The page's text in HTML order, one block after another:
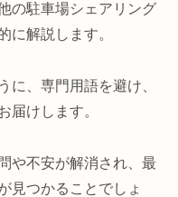
の駐車場シェアリング
に解説します。
に、専門用語を避け、
届けします。
や不安が解消され、最
見つかることでしょ